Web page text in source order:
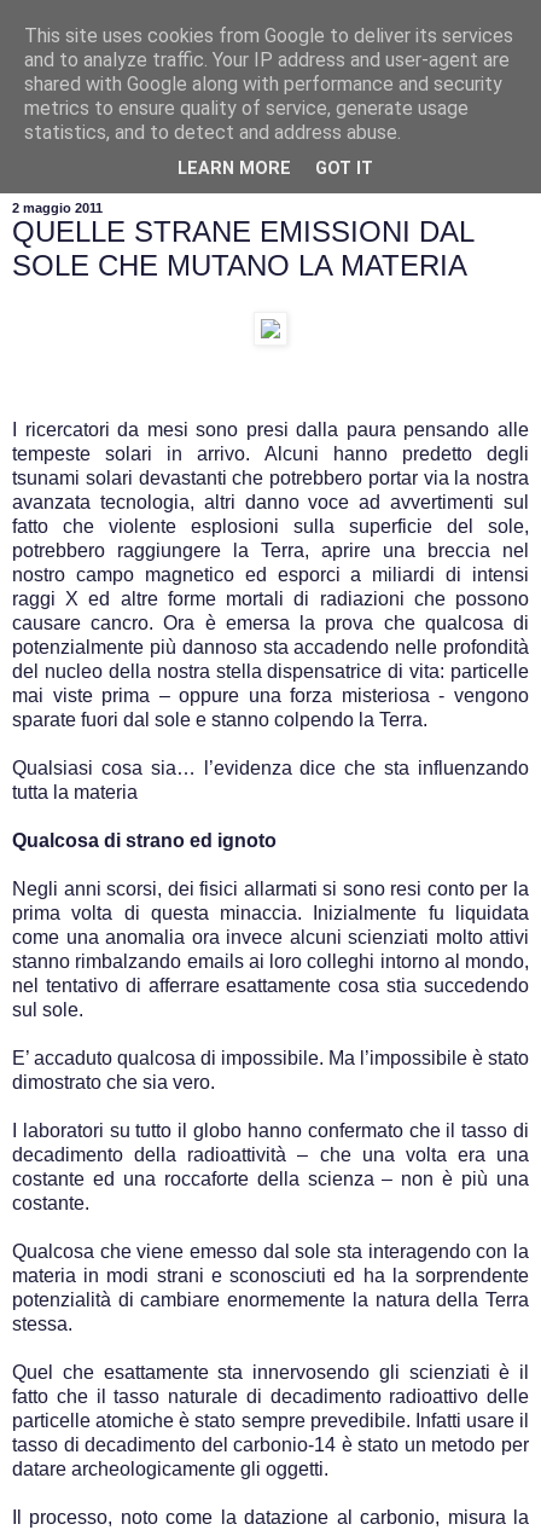
2 maggio 2011
QUELLE STRANE EMISSIONI DAL
SOLE CHE MUTANO LA MATERIA
I ricercatori da mesi sono presi dalla paura pensando alle
tempeste solari in arrivo. Alcuni hanno predetto degli
tsunami solari devastanti che potrebbero portar via la nostra
avanzata tecnologia, altri danno voce ad avvertimenti sul
fatto che violente esplosioni sulla superficie del sole,
potrebbero raggiungere la Terra, aprire una breccia nel
nostro campo magnetico ed esporci a miliardi di intensi
raggi X ed altre forme mortali di radiazioni che possono
causare cancro. Ora è emersa la prova che qualcosa di
potenzialmente più dannoso sta accadendo nelle profondità
del nucleo della nostra stella dispensatrice di vita: particelle
mai viste prima – oppure una forza misteriosa - vengono
sparate fuori dal sole e stanno colpendo la Terra.
Qualsiasi cosa sia… l’evidenza dice che sta influenzando
tutta la materia
Qualcosa di strano ed ignoto
Negli anni scorsi, dei fisici allarmati si sono resi conto per la
prima volta di questa minaccia. Inizialmente fu liquidata
come una anomalia ora invece alcuni scienziati molto attivi
stanno rimbalzando emails ai loro colleghi intorno al mondo,
nel tentativo di afferrare esattamente cosa stia succedendo
sul sole.
E’ accaduto qualcosa di impossibile. Ma l’impossibile è stato
dimostrato che sia vero.
I laboratori su tutto il globo hanno confermato che il tasso di
decadimento della radioattività – che una volta era una
costante ed una roccaforte della scienza – non è più una
costante.
Qualcosa che viene emesso dal sole sta interagendo con la
materia in modi strani e sconosciuti ed ha la sorprendente
potenzialità di cambiare enormemente la natura della Terra
stessa.
Quel che esattamente sta innervosendo gli scienziati è il
fatto che il tasso naturale di decadimento radioattivo delle
particelle atomiche è stato sempre prevedibile. Infatti usare il
tasso di decadimento del carbonio-14 è stato un metodo per
datare archeologicamente gli oggetti.
Il processo, noto come la datazione al carbonio, misura la
This site uses cookies from Google to deliver its services
and to analyze traffic. Your IP address and user-agent are
shared with Google along with performance and security
metrics to ensure quality of service, generate usage
statistics, and to detect and address abuse.
LEARN MORE GOT IT